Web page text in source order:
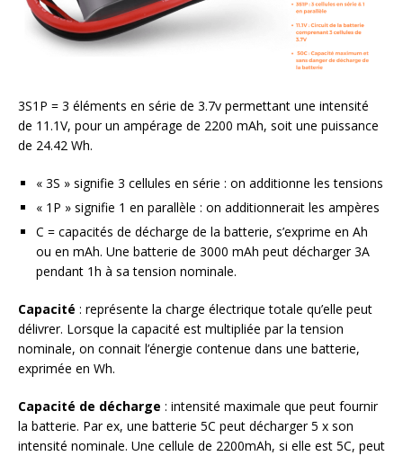
3S1P = 3 éléments en série de 3.7v permettant une intensité
de 11.1V, pour un ampérage de 2200 mAh, soit une puissance
de 24.42 Wh.
« 3S » signifie 3 cellules en série : on additionne les tensions
« 1P » signifie 1 en parallèle : on additionnerait les ampères
C = capacités de décharge de la batterie, s’exprime en Ah
ou en mAh. Une batterie de 3000 mAh peut décharger 3A
pendant 1h à sa tension nominale.
Capacité : représente la charge électrique totale qu’elle peut
délivrer. Lorsque la capacité est multipliée par la tension
nominale, on connait l’énergie contenue dans une batterie,
exprimée en Wh.
Capacité de décharge : intensité maximale que peut fournir
la batterie. Par ex, une batterie 5C peut décharger 5 x son
intensité nominale. Une cellule de 2200mAh, si elle est 5C, peut